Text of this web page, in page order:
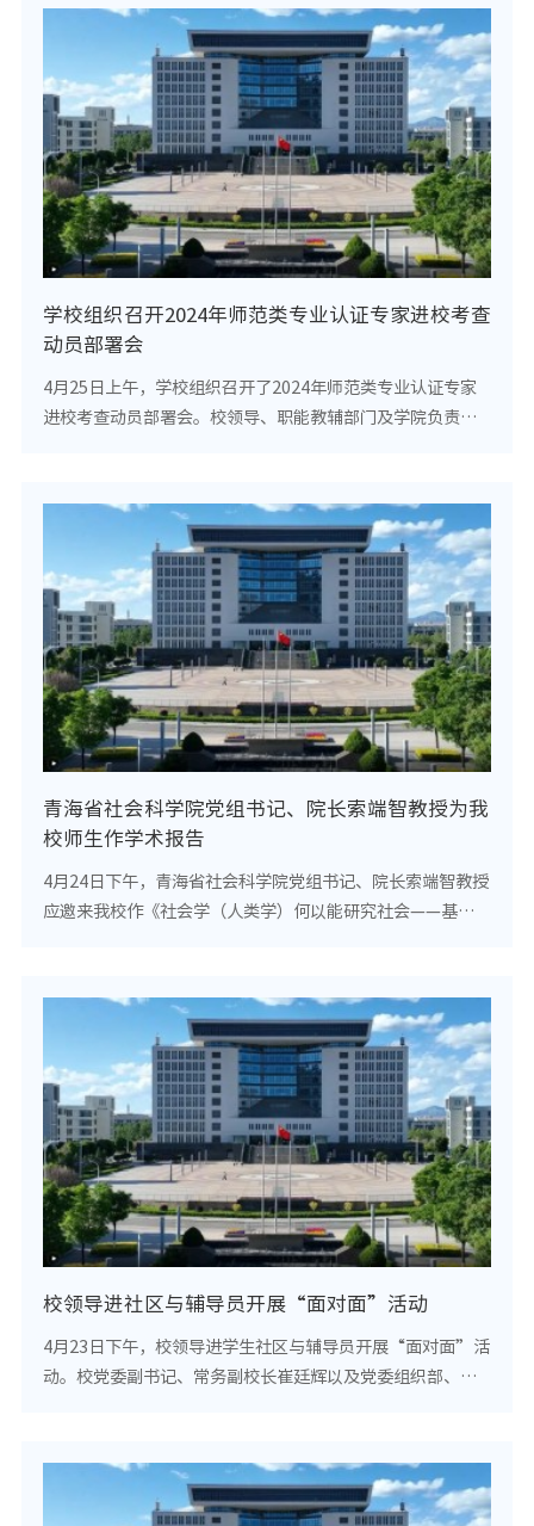
学校组织召开2024年师范类专业认证专家进校考查
动员部署会
4月25日上午，学校组织召开了2024年师范类专业认证专家
进校考查动员部署会。校领导、职能教辅部门及学院负责人
青海省社会科学院党组书记、院长索端智教授为我
校师生作学术报告
4月24日下午，青海省社会科学院党组书记、院长索端智教授
应邀来我校作《社会学（人类学）何以能研究社会——基于个
校领导进社区与辅导员开展“面对面”活动
4月23日下午，校领导进学生社区与辅导员开展“面对面”活
动。校党委副书记、常务副校长崔廷辉以及党委组织部、党